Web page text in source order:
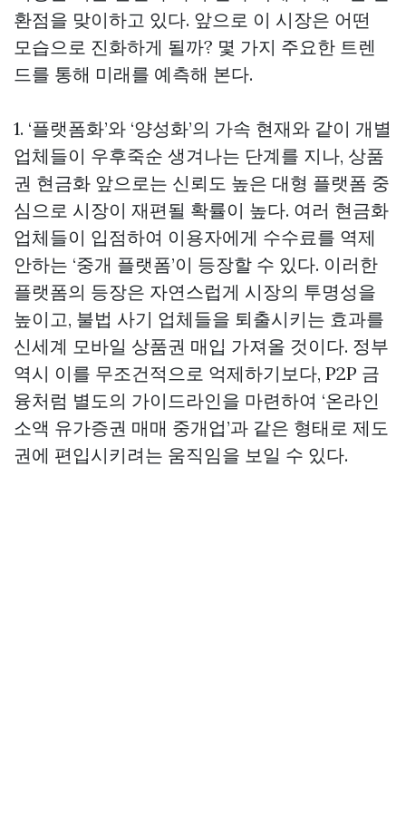
환점을 맞이하고 있다. 앞으로 이 시장은 어떤
모습으로 진화하게 될까? 몇 가지 주요한 트렌
드를 통해 미래를 예측해 본다.
1. ‘플랫폼화’와 ‘양성화’의 가속 현재와 같이 개별
업체들이 우후죽순 생겨나는 단계를 지나, 상품
권 현금화 앞으로는 신뢰도 높은 대형 플랫폼 중
심으로 시장이 재편될 확률이 높다. 여러 현금화
업체들이 입점하여 이용자에게 수수료를 역제
안하는 ‘중개 플랫폼’이 등장할 수 있다. 이러한
플랫폼의 등장은 자연스럽게 시장의 투명성을
높이고, 불법 사기 업체들을 퇴출시키는 효과를
신세계 모바일 상품권 매입 가져올 것이다. 정부
역시 이를 무조건적으로 억제하기보다, P2P 금
융처럼 별도의 가이드라인을 마련하여 ‘온라인
소액 유가증권 매매 중개업’과 같은 형태로 제도
권에 편입시키려는 움직임을 보일 수 있다.